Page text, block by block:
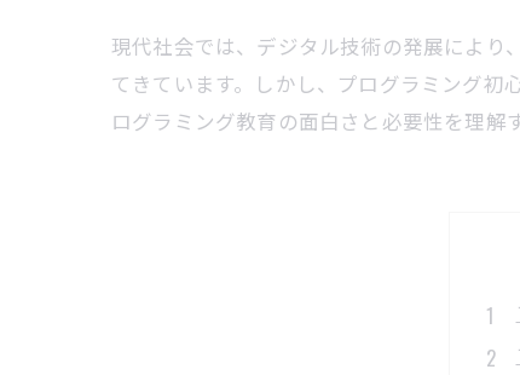
現代社会では、デジタル技術の発展により
てきています。しかし、プログラミング
ログラミング教育の面白さと必要性を理解